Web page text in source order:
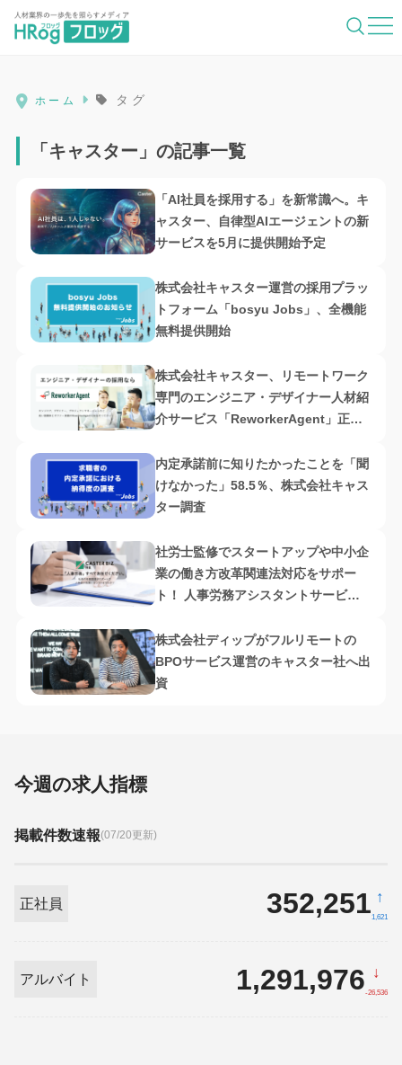
HRog | 人材業界の一歩先を照らすメディ
ホーム タグ
「キャスター」の記事一覧
「AI社員を採用する」を新常識へ。キ
ャスター、自律型AIエージェントの新
サービスを5月に提供開始予定
株式会社キャスター運営の採用プラッ
トフォーム「bosyu Jobs」、全機能
無料提供開始
株式会社キャスター、リモートワーク
専門のエンジニア・デザイナー人材紹
介サービス「ReworkerAgent」正式
内定承諾前に知りたかったことを「聞
けなかった」58.5％、株式会社キャス
ター調査
社労士監修でスタートアップや中小企
業の働き方改革関連法対応をサポー
ト！ 人事労務アシスタントサービス
株式会社ディップがフルリモートの
BPOサービス運営のキャスター社へ出
資
今週の求人指標
掲載件数速報(07/20更新)
正社員 352,251 ↑
1,621
アルバイト 1,291,976 ↓
-26,536